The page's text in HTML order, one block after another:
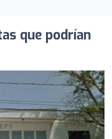
que podrían